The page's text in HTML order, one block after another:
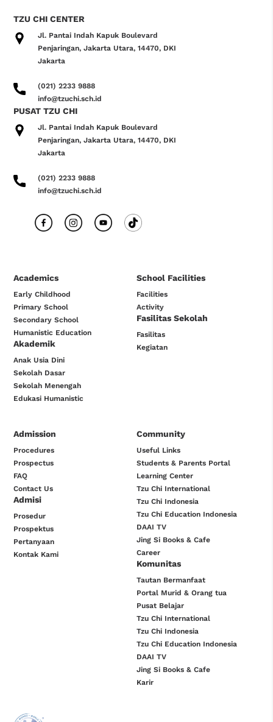
TZU CHI CENTER
Jl. Pantai Indah Kapuk Boulevard
Penjaringan, Jakarta Utara, 14470, DKI
Jakarta
(021) 2233 9888
info@tzuchi.sch.id
PUSAT TZU CHI
Jl. Pantai Indah Kapuk Boulevard
Penjaringan, Jakarta Utara, 14470, DKI
Jakarta
(021) 2233 9888
info@tzuchi.sch.id
Academics
Early Childhood
Primary School
Secondary School
Humanistic Education
Akademik
Anak Usia Dini
Sekolah Dasar
Sekolah Menengah
Edukasi Humanistic
School Facilities
Facilities
Activity
Fasilitas Sekolah
Fasilitas
Kegiatan
Admission
Procedures
Prospectus
FAQ
Contact Us
Admisi
Prosedur
Prospektus
Pertanyaan
Kontak Kami
Community
Useful Links
Students & Parents Portal
Learning Center
Tzu Chi International
Tzu Chi Indonesia
Tzu Chi Education Indonesia
DAAI TV
Jing Si Books & Cafe
Career
Komunitas
Tautan Bermanfaat
Portal Murid & Orang tua
Pusat Belajar
Tzu Chi International
Tzu Chi Indonesia
Tzu Chi Education Indonesia
DAAI TV
Jing Si Books & Cafe
Karir